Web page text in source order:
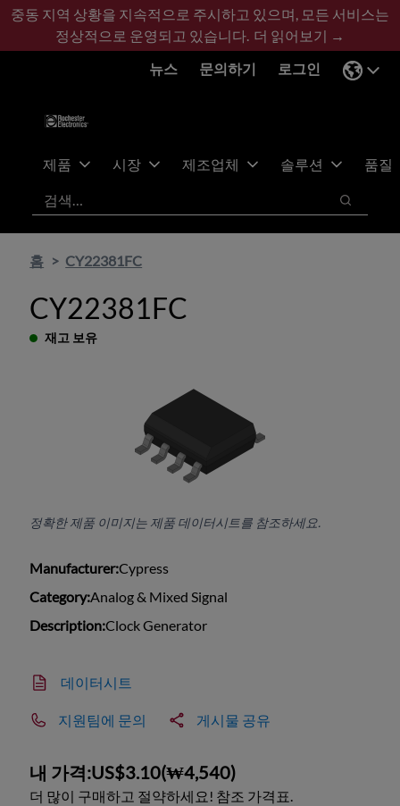
기
콘
바
글
중동 지역 상황을 지속적으로 주시하고 있으며, 모든 서비스는
정상적으로 운영되고 있습니다. 더 읽어보기 →
뉴스
문의하기 로그인
제품 시장 제조업체 솔루션
품질
검색
검색
홈 CY22381FC
CY22381FC
재고 보유
정확한 제품 이미지는 제품 데이터시트를 참조하세요.
Manufacturer:Cypress
Category:Analog & Mixed Signal
Description:Clock Generator
데이터시트
지원팀에 문의 게시물 공유
내 가격:US$3.10(₩4,540)
더 많이 구매하고 절약하세요! 참조 가격표.